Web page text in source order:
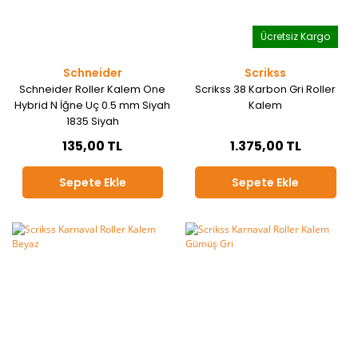
Schneider
Schneider Roller Kalem One
Hybrid N İğne Uç 0.5 mm Siyah
1835 Siyah
135,00 TL
Sepete Ekle
Ücretsiz Kargo
Scrikss
Scrikss 38 Karbon Gri Roller
Kalem
1.375,00 TL
Sepete Ekle